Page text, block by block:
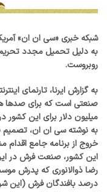
شبکه خبری «سی ان ان»
به دلیل تحمیل مجدد تحریم
روبروست.
به گزارش ایرنا، تارنمای
صنعتی است که برای صدها
میلیون دلار برای این کشور
به نوشته سی ان ان، تصمیم
خروج از برنامه جامع
این کشور، صنعت فرش در
درصد بافندگان فرش (این